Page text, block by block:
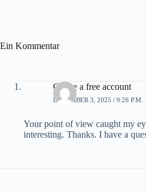
Ein Kommentar
Create a free account
DEZEMBER 3, 2025 / 9:26 P.M.
Your point of view caught my
interesting. Thanks. I have a